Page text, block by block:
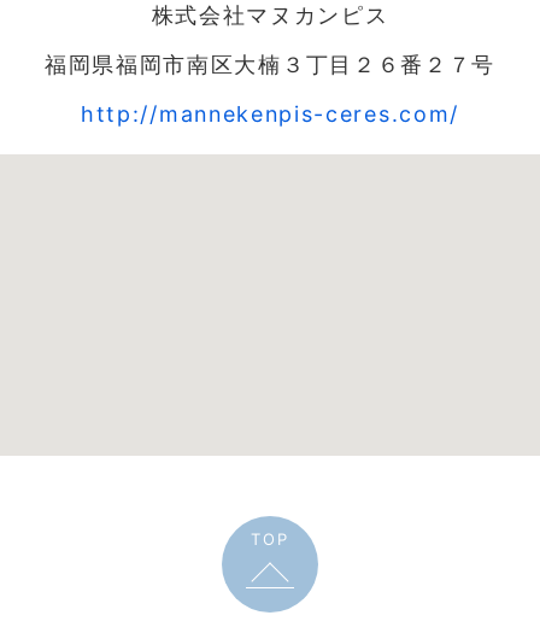
株式会社マヌカンピス
福岡県福岡市南区大楠３丁目２６番２７号
http://mannekenpis-ceres.com/
TOP